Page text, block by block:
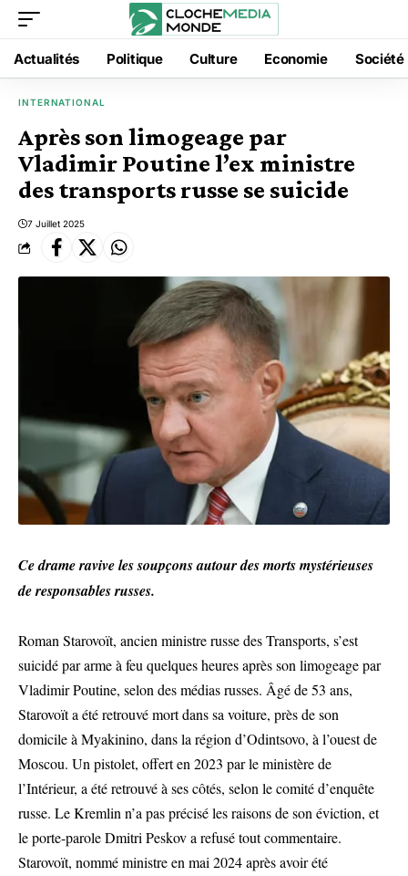
Actualités Politique Culture Economie Société
INTERNATIONAL
Après son limogeage par
Vladimir Poutine l’ex ministre
des transports russe se suicide
7 Juillet 2025
Ce drame ravive les soupçons autour des morts mystérieuses
de responsables russes.
Roman Starovoït, ancien ministre russe des Transports, s’est
suicidé par arme à feu quelques heures après son limogeage par
Vladimir Poutine, selon des médias russes. Âgé de 53 ans,
Starovoït a été retrouvé mort dans sa voiture, près de son
domicile à Myakinino, dans la région d’Odintsovo, à l’ouest de
Moscou. Un pistolet, offert en 2023 par le ministère de
l’Intérieur, a été retrouvé à ses côtés, selon le comité d’enquête
russe. Le Kremlin n’a pas précisé les raisons de son éviction, et
le porte-parole Dmitri Peskov a refusé tout commentaire.
Starovoït, nommé ministre en mai 2024 après avoir été